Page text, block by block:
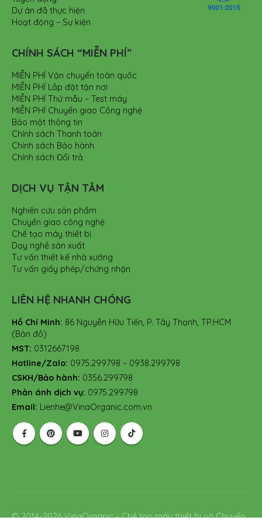
Dự án đã thực hiện
Hoạt động – Sự kiện
CHÍNH SÁCH “MIỄN PHÍ”
MIỄN PHÍ Vận chuyển toàn quốc
MIỄN PHÍ Lắp đặt tận nơi
MIỄN PHÍ Thử mẫu – Test máy
MIỄN PHÍ Chuyển giao Công nghệ
Bảo mật thông tin
Chính sách Thanh toán
Chính sách Bảo hành
Chính sách Đổi trả
DỊCH VỤ TẬN TÂM
Nghiên cứu sản phẩm
Chuyển giao công nghệ
Chế tạo máy thiết bị
Dạy nghề sản xuất
Tư vấn thiết kế nhà xưởng
Tư vấn giấy phép/chứng nhận
LIÊN HỆ NHANH CHÓNG
Hồ Chí Minh: 86 Nguyễn Hữu Tiến, P. Tây Thạnh, TP.HCM
(Bản đồ)
MST: 0312667198
Hotline/Zalo: 0975.299798 – 0938.299798
CSKH/Bảo hành: 0356.299798
Phản ánh dịch vụ: 0975.299798
Email: Lienhe@VinaOrganic.com.vn
© 2014-2026 VinaOrganic - Chế tạo máy thiết bị và Chuyển